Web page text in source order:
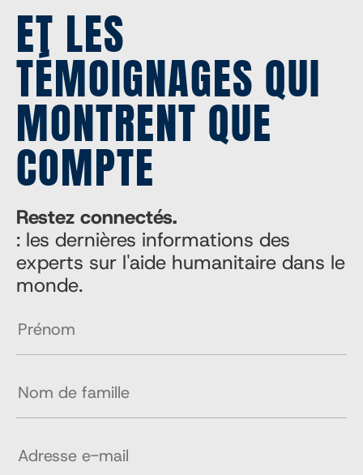
ET LES
TÉMOIGNAGES QUI
MONTRENT QUE
COMPTE
Restez connectés.
: les dernières informations des
experts sur l'aide humanitaire dans le
monde.